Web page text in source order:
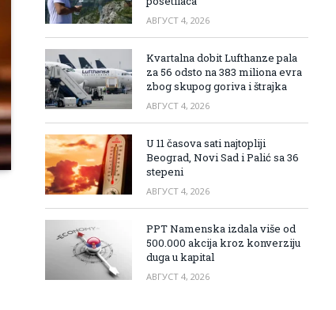
АВГУСТ 4, 2026
Kvartalna dobit Lufthanze pala
za 56 odsto na 383 miliona evra
zbog skupog goriva i štrajka
АВГУСТ 4, 2026
U 11 časova sati najtopliji
Beograd, Novi Sad i Palić sa 36
stepeni
АВГУСТ 4, 2026
PPT Namenska izdala više od
500.000 akcija kroz konverziju
duga u kapital
АВГУСТ 4, 2026